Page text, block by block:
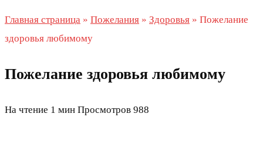
Главная страница » Пожелания » Здоровья » Пожелание
здоровья любимому
Пожелание здоровья любимому
На чтение 1 мин Просмотров 988